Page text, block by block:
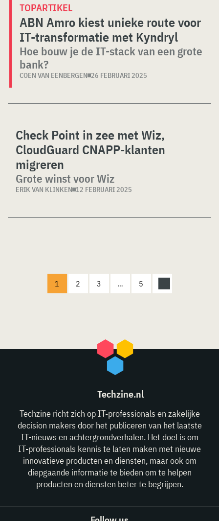
TOPARTIKEL
ABN Amro kiest unieke route voor
IT-transformatie met Kyndryl
Hoe bouw je de IT-stack van een grote
bank?
COEN VAN EENBERGEN 26 FEBRUARI 2025
Check Point in zee met Wiz,
CloudGuard CNAPP-klanten
migreren
Grote winst voor Wiz
ERIK VAN KLINKEN 12 FEBRUARI 2025
1 2 3 … 5
Techzine.nl
Techzine richt zich op IT-professionals en zakelijke
decision makers door het publiceren van het laatste
IT-nieuws en achtergrondverhalen. Het doel is om
IT-professionals kennis te laten maken met nieuwe
innovatieve producten en diensten, maar ook om
diepgaande informatie te bieden om te helpen
producten en diensten beter te begrijpen.